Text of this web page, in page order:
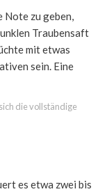
Note zu geben,
Traubensaft
mit etwas
sein. Eine
die vollständige
es etwa zwei bis